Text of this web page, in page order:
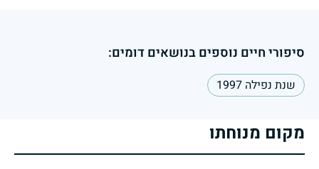
סיפורי חיים נוספים בנושאים דומים:
שנת נפילה 1997
מקום מנוחתו